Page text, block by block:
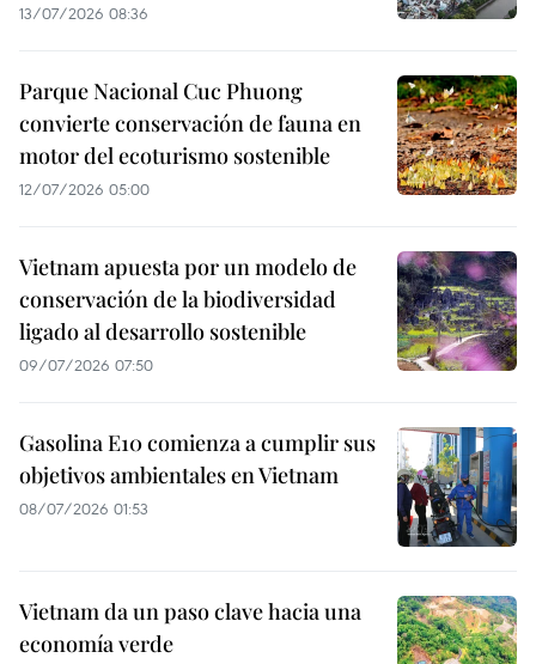
13/07/2026 08:36
Parque Nacional Cuc Phuong
convierte conservación de fauna en
motor del ecoturismo sostenible
12/07/2026 05:00
Vietnam apuesta por un modelo de
conservación de la biodiversidad
ligado al desarrollo sostenible
09/07/2026 07:50
Gasolina E10 comienza a cumplir sus
objetivos ambientales en Vietnam
08/07/2026 01:53
Vietnam da un paso clave hacia una
economía verde